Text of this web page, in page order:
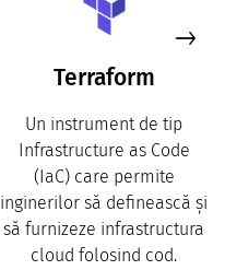
Terraform
Un instrument de tip
Infrastructure as Code
(IaC) care permite
inginerilor să definească și
să furnizeze infrastructura
cloud folosind cod.